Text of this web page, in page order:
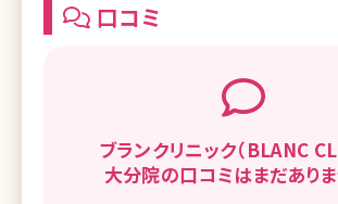
口コミ
ブランクリニック（BLANC
大分院の口コミはまだありま